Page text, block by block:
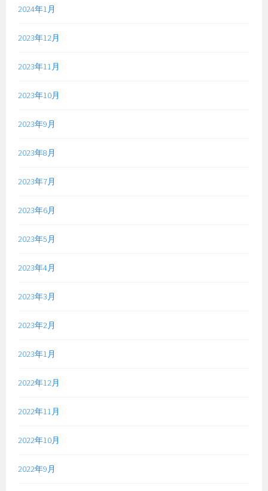
2024年1月
2023年12月
2023年11月
2023年10月
2023年9月
2023年8月
2023年7月
2023年6月
2023年5月
2023年4月
2023年3月
2023年2月
2023年1月
2022年12月
2022年11月
2022年10月
2022年9月